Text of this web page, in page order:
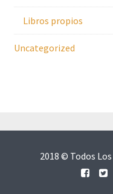
Libros propios
Uncategorized
2018 © Todos Los